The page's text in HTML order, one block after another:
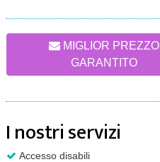
MIGLIOR PREZZO
GARANTITO
I nostri servizi
Accesso disabili